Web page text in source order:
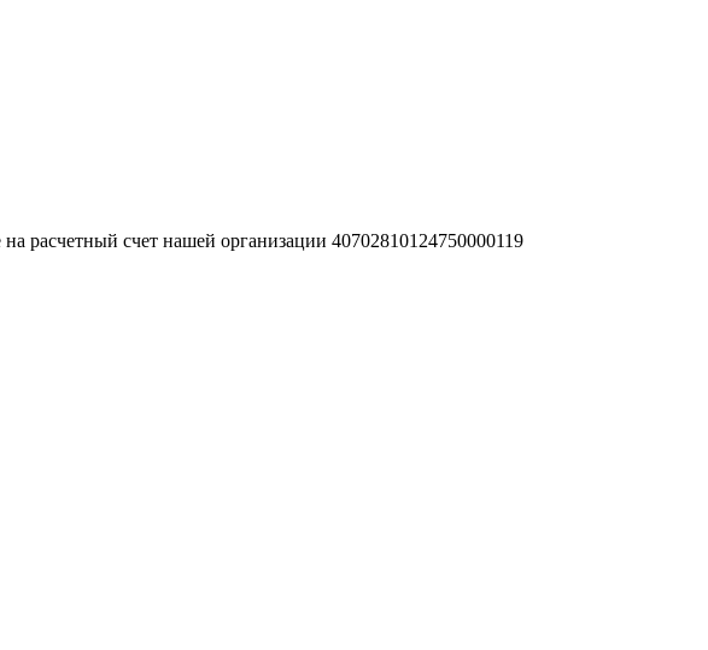
счет нашей организации 40702810124750000119